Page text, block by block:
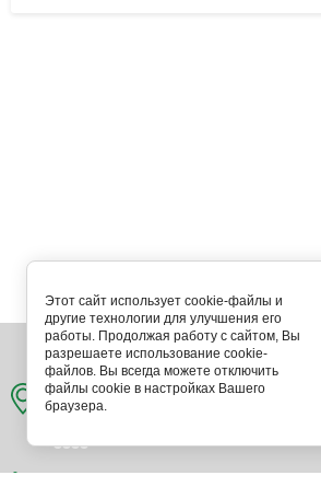
394018, г. Воронеж, ул.
Этот сайт использует cookie-файлы и
другие технологии для улучшения его
работы. Продолжая работу с сайтом, Вы
разрешаете использование cookie-
файлов. Вы всегда можете отключить
файлы cookie в настройках Вашего
браузера.